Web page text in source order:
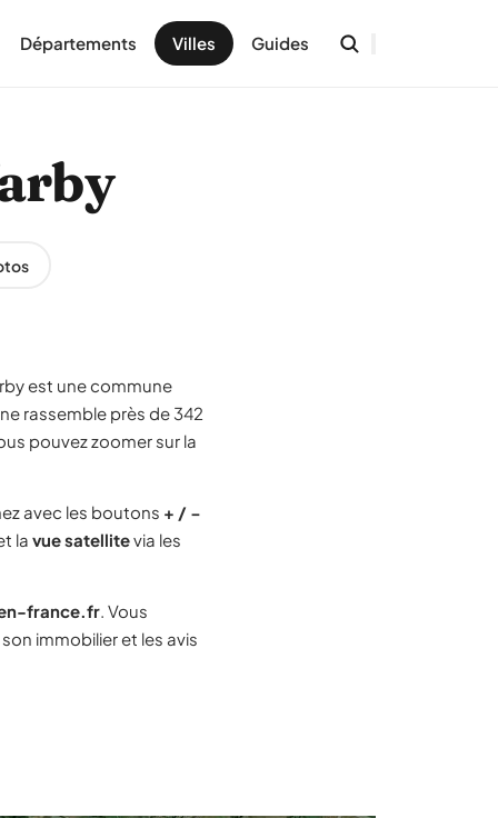
Départements Villes Guides
est une commune
rassemble près de 342
pouvez zoomer sur la
avec les boutons + / −
la vue satellitevia les
france.fr. Vous
immobilier et les avis